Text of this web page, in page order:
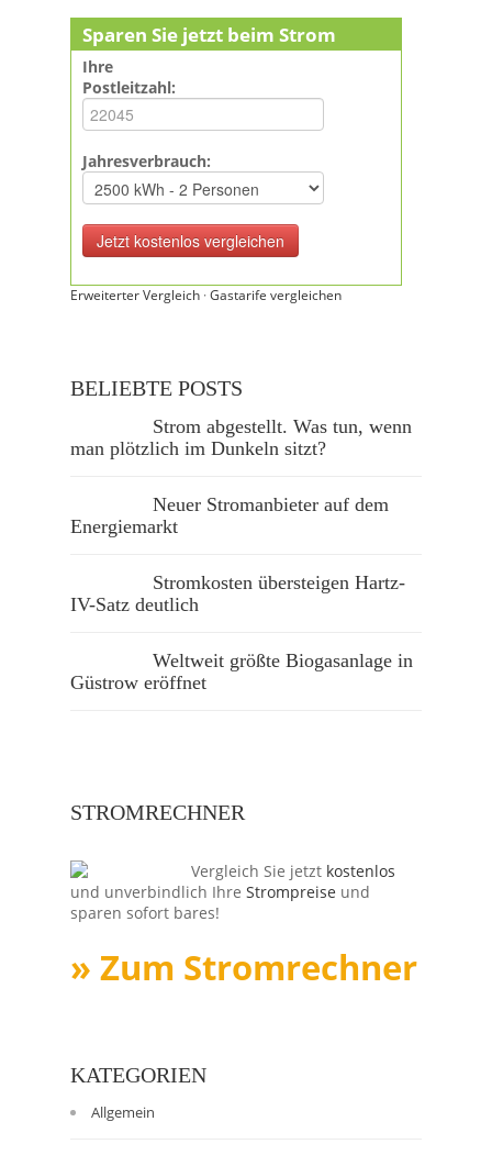
Sparen Sie jetzt beim Strom
Ihre
Postleitzahl:
Jahresverbrauch:
Erweiterter Vergleich ·Gastarife vergleichen
BELIEBTE POSTS
Strom abgestellt. Was tun, wenn
man plötzlich im Dunkeln sitzt?
Neuer Stromanbieter auf dem
Energiemarkt
Stromkosten übersteigen Hartz-
IV-Satz deutlich
Weltweit größte Biogasanlage in
Güstrow eröffnet
STROMRECHNER
Vergleich Sie jetzt kostenlos
und unverbindlich Ihre Strompreise und
sparen sofort bares!
» Zum Stromrechner
KATEGORIEN
Allgemein